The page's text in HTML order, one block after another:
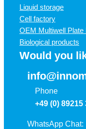
Liquid storage
Cell factory
OEM Multiwell Plate
Biological products
Would you
Phone
+49 (0) 89215
WhatsApp Chat: